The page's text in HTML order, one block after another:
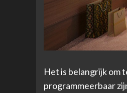
Het is belangrijk om
programmeerbaar